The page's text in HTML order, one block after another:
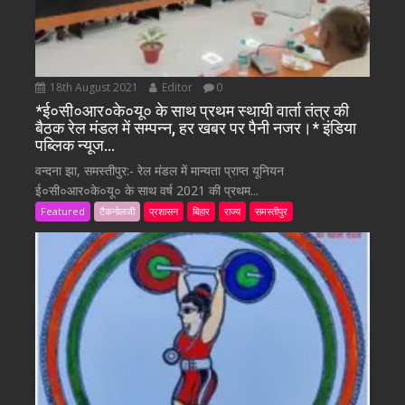
18th August 2021 Editor 0
*ई०सी०आर०के०यू० के साथ प्रथम स्थायी वार्ता तंत्र की
बैठक रेल मंडल में सम्पन्न, हर खबर पर पैनी नजर।* इंडिया
पब्लिक न्यूज…
वन्दना झा, समस्तीपुर:- रेल मंडल में मान्यता प्राप्त यूनियन
ई०सी०आर०के०यू० के साथ वर्ष 2021 की प्रथम...
Featured टैकनोलजी प्रशासन बिहार राज्य समस्तीपुर